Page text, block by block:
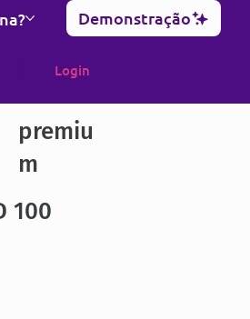
Demonstração
Login
premiu
m
100